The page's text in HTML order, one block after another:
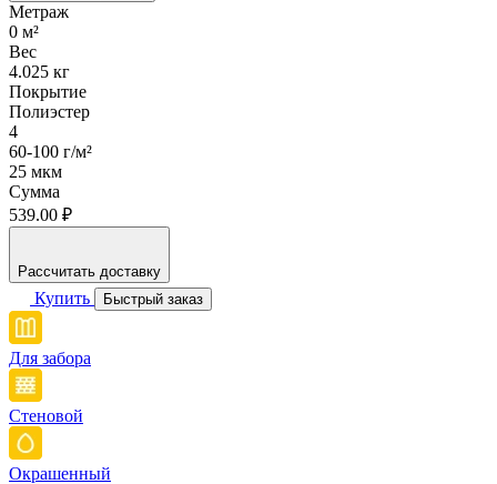
Метраж
0 м²
Вес
4.025 кг
Покрытие
Полиэстер
4
60-100 г/м²
25 мкм
Сумма
539.00 ₽
Рассчитать доставку
Купить Быстрый заказ
Для забора
Стеновой
Окрашенный